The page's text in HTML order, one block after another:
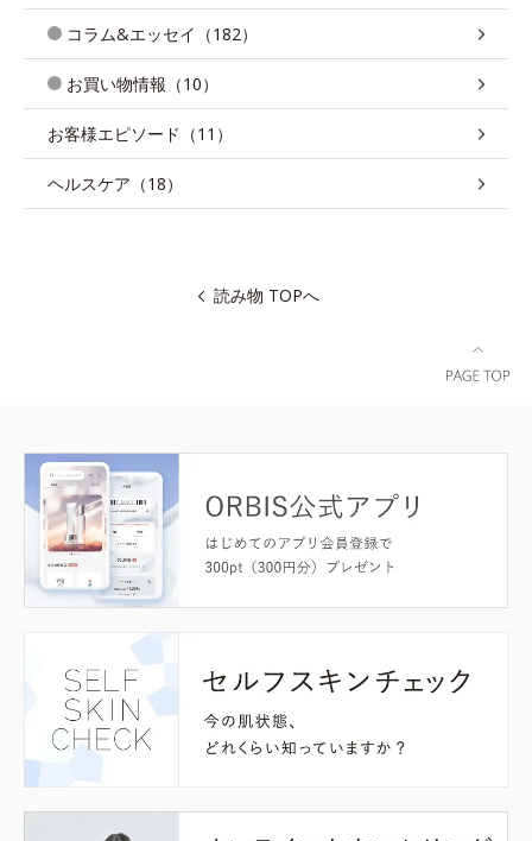
コラム&エッセイ（182）
お買い物情報（10）
お客様エピソード（11）
ヘルスケア（18）
読み物 TOPへ